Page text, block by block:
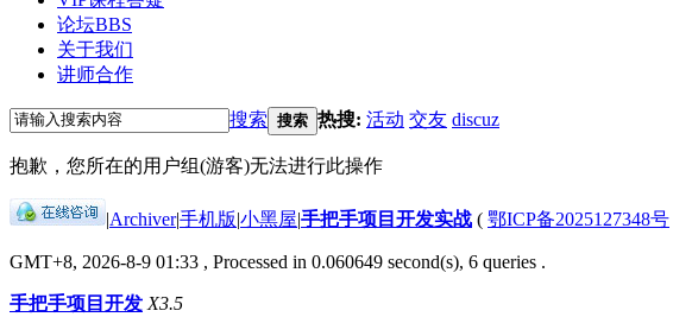
论坛BBS
关于我们
讲师合作
搜索 搜索 热搜: 活动 交友 discuz
抱歉，您所在的用户组(游客)无法进行此操作
|Archiver|手机版|小黑屋|手把手项目开发实战 ( 鄂ICP备2025127348号
GMT+8, 2026-8-9 01:33 , Processed in 0.060649 second(s), 6 queries .
手把手项目开发 X3.5